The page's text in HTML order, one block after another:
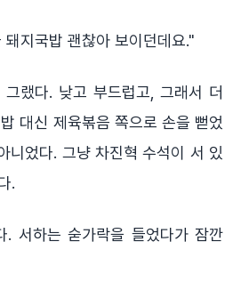
지국밥 괜찮아 보이던데요."
랬다. 낮고 부드럽고, 그래서 더
대신 제육볶음 쪽으로 손을 뻗었
니었다. 그냥 차진혁 수석이 서 있
.
. 서하는 숟가락을 들었다가 잠깐